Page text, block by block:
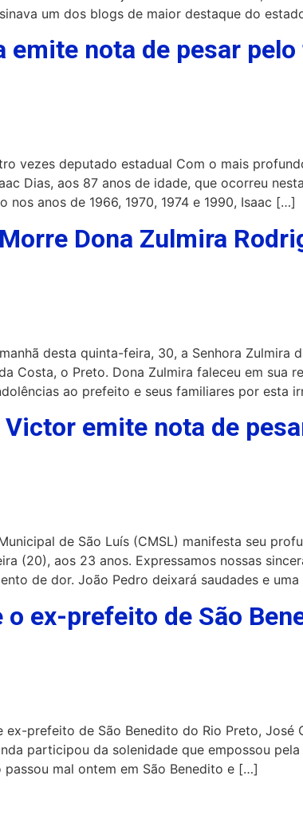
um dos blogs de maior destaque do
emite nota de pesar
vezes deputado estadual Com o mais
Dias, aos 87 anos de idade, que ocorreu
nos anos de 1966, 1970, 1974 e 1990, Isaac […]
Dona Zulmira
desta quinta-feira, 30, a Senhora Zulmira
Costa, o Preto. Dona Zulmira faleceu em sua
ao prefeito e seus familiares por esta
Victor emite nota de
de São Luís (CMSL) manifesta seu
(20), aos 23 anos. Expressamos nossas
de dor. João Pedro deixará saudades e
o ex-prefeito de São
ex-prefeito de São Benedito do Rio Preto,
participou da solenidade que empossou
mal ontem em São Benedito e […]